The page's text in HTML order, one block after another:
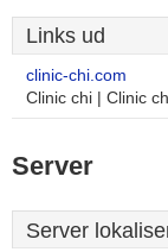
Links ud
clinic-chi.com
Clinic chi | Clinic
Server
Server